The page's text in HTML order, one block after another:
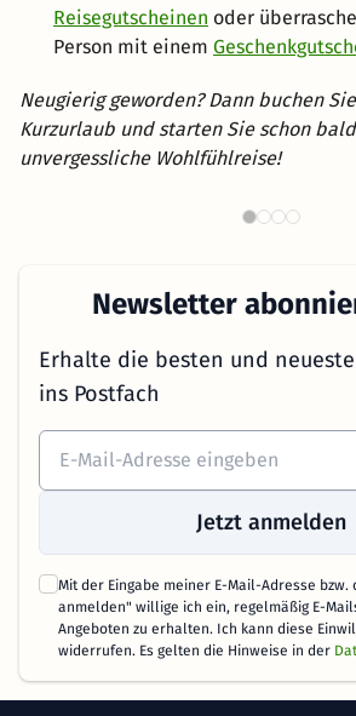
Reisegutscheinen oder
Person mit einem
Neugierig geworden? Dann buchen
Kurzurlaub und starten Sie schon
unvergessliche Wohlfühlreise!
Newsletter
Erhalte die besten und
ins Postfach
Jetzt anmelden
Mit der Eingabe meiner E-Mail-Adresse bzw.
anmelden" willige ich ein, regelmäßig E-
Angeboten zu erhalten. Ich kann diese
widerrufen. Es gelten die Hinweise in der